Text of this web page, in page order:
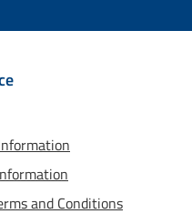
and Conditions